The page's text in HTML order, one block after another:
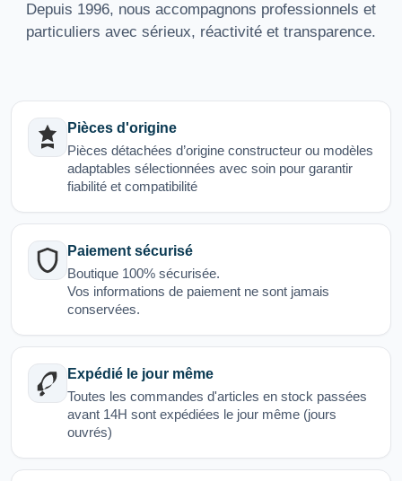
Depuis 1996, nous accompagnons professionnels et
particuliers avec sérieux, réactivité et transparence.
Pièces d'origine
Pièces détachées d’origine constructeur ou modèles
adaptables sélectionnées avec soin pour garantir
fiabilité et compatibilité
Paiement sécurisé
Boutique 100% sécurisée.
Vos informations de paiement ne sont jamais
conservées.
Expédié le jour même
Toutes les commandes d'articles en stock passées
avant 14H sont expédiées le jour même (jours
ouvrés)